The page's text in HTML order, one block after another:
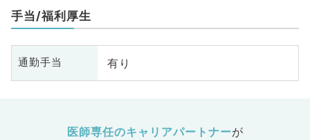
手当/福利厚生
通勤手当 有り
医師専任のキャリアパートナーが